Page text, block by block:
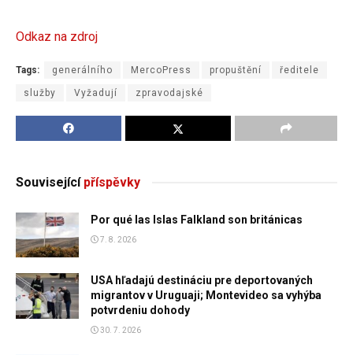
Odkaz na zdroj
Tags: generálního MercoPress propuštění ředitele
služby Vyžadují zpravodajské
Souvisejícípříspěvky
Por qué las Islas Falkland son británicas
7. 8. 2026
USA hľadajú destináciu pre deportovaných
migrantov v Uruguaji; Montevideo sa vyhýba
potvrdeniu dohody
30. 7. 2026